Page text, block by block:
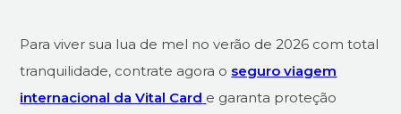
Para viver sua lua de mel no verão de 2026 com total
tranquilidade, contrate agora o seguro viagem
internacional da Vital Card e garanta proteção